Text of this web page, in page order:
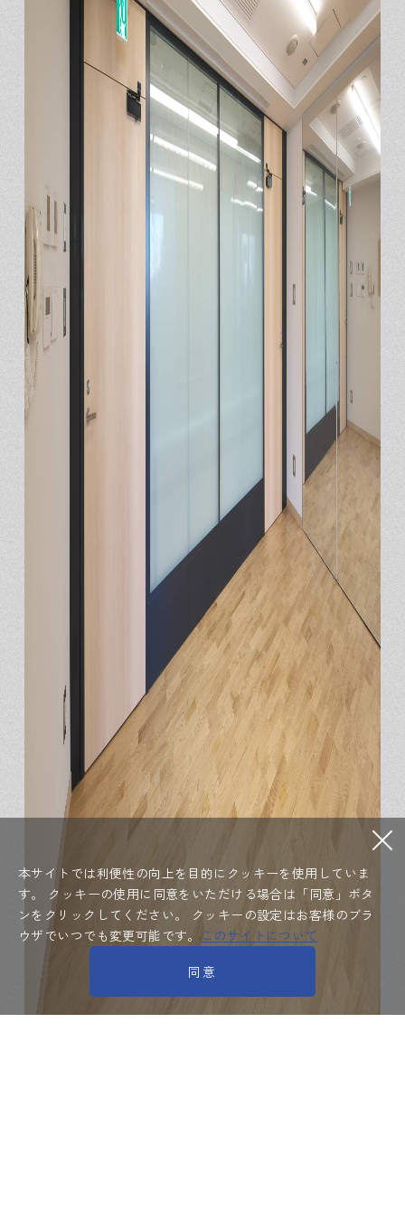
本サイトでは利便性の向上を目的にクッキーを使用していま
す。
クッキーの使用に同意をいただける場合は「同意」ボタ
ンをクリックしてください。
クッキーの設定はお客様のブラ
ウザでいつでも変更可能です。
このサイトについて
同意